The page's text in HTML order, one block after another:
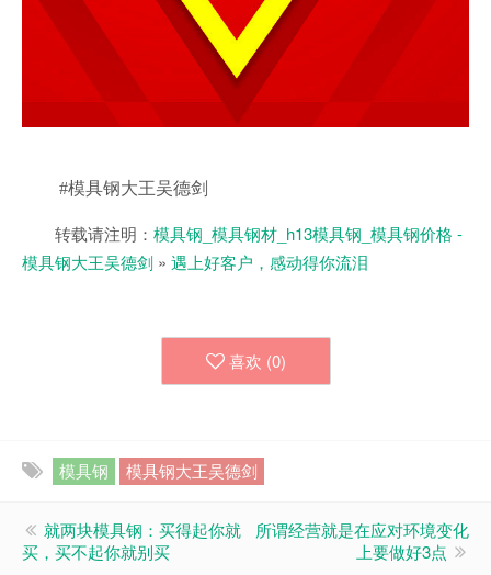
#模具钢大王吴德剑
转载请注明： 模具钢_模具钢材_h13模具钢_模具钢价格 -
模具钢大王吴德剑 » 遇上好客户，感动得你流泪
喜欢 (0)
模具钢 模具钢大王吴德剑
就两块模具钢：买得起你就
买，买不起你就别买
所谓经营就是在应对环境变化
上要做好3点